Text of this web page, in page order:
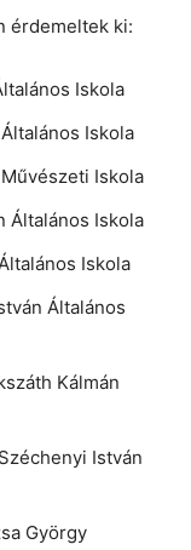
érdemeltek ki:
Iskola
Iskola
Iskola
Általános Iskola
Iskola
Általános
Kálmán
István
György